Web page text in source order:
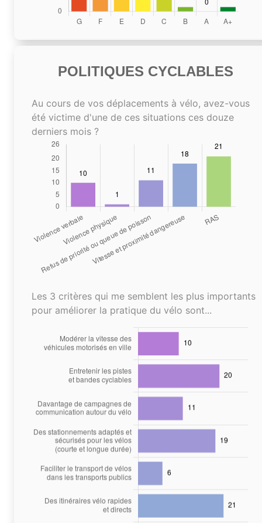
POLITIQUES CYCLABLES
Au cours de vos déplacements à vélo, avez-vous
été victime d'une de ces situations ces douze
derniers mois ?
Les 3 critères qui me semblent les plus importants
pour améliorer la pratique du vélo sont...